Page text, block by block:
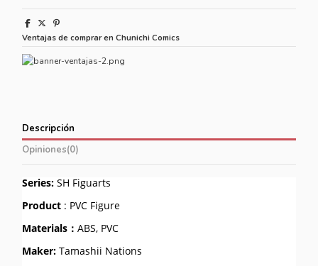
Ventajas de comprar en Chunichi Comics
Descripción
Opiniones(0)
Series: SH Figuarts
Product : PVC Figure
Materials：ABS, PVC
Maker: Tamashii Nations